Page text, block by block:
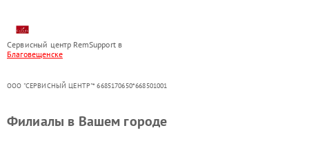
Сервисный центр RemSupport в
Благовещенске
ООО "СЕРВИСНЫЙ ЦЕНТР"* 6685170650*668501001
Филиалы в Вашем городе